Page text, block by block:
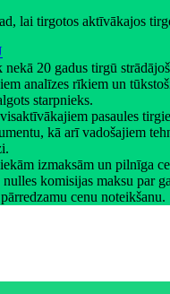
lai tirgotos aktīvākajos
20 gadus tirgū
analīzes rīkiem un
starpnieks.
pasaules
kā arī vadošajiem
izmaksām un pilnīga
komisijas maksu par
cenu noteikšanu.